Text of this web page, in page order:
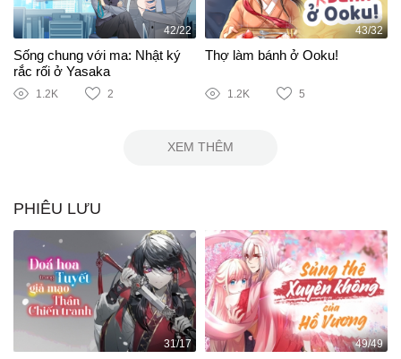
42/22
Sống chung với ma: Nhật ký
rắc rối ở Yasaka
1.2K 2
43/32
Thợ làm bánh ở Ooku!
1.2K 5
XEM THÊM
PHIÊU LƯU
31/17 49/49